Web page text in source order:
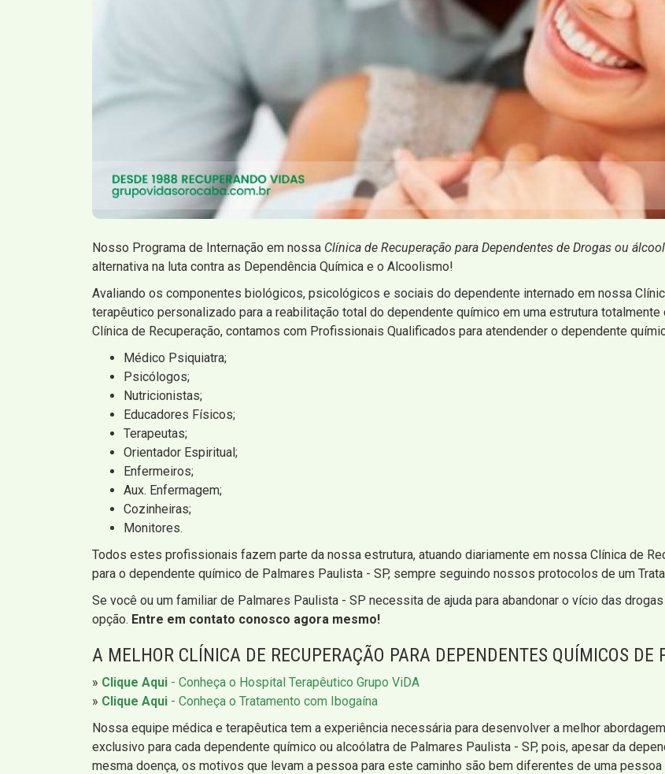
Nosso Programa de Internação em nossa Clínica de Recuperação para Dependentes de Drogas ou
alternativa na luta contra as Dependência Química e o Alcoolismo!
Avaliando os componentes biológicos, psicológicos e sociais do dependente internado em nossa
terapêutico personalizado para a reabilitação total do dependente químico em uma estrutura
Clínica de Recuperação, contamos com Profissionais Qualificados para atendender o dependente
Médico Psiquiatra;
Psicólogos;
Nutricionistas;
Educadores Físicos;
Terapeutas;
Orientador Espiritual;
Enfermeiros;
Aux. Enfermagem;
Cozinheiras;
Monitores.
Todos estes profissionais fazem parte da nossa estrutura, atuando diariamente em nossa Clínica de
para o dependente químico de Palmares Paulista - SP, sempre seguindo nossos protocolos de um
Se você ou um familiar de Palmares Paulista - SP necessita de ajuda para abandonar o vício das
opção. Entre em contato conosco agora mesmo!
A MELHOR CLÍNICA DE RECUPERAÇÃO PARA DEPENDENTES QUÍMICOS DE
» Clique Aqui - Conheça o Hospital Terapêutico Grupo ViDA
» Clique Aqui - Conheça o Tratamento com Ibogaína
Nossa equipe médica e terapêutica tem a experiência necessária para desenvolver a melhor
exclusivo para cada dependente químico ou alcoólatra de Palmares Paulista - SP, pois, apesar da
mesma doença, os motivos que levam a pessoa para este caminho são bem diferentes de uma pessoa